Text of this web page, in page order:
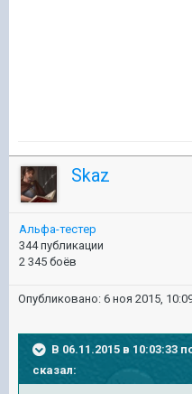
Skaz
Альфа-тестер
344 публикации
2 345 боёв
Опубликовано: 6 ноя 2015,
В 06.11.2015 в 10:03:33
сказал: